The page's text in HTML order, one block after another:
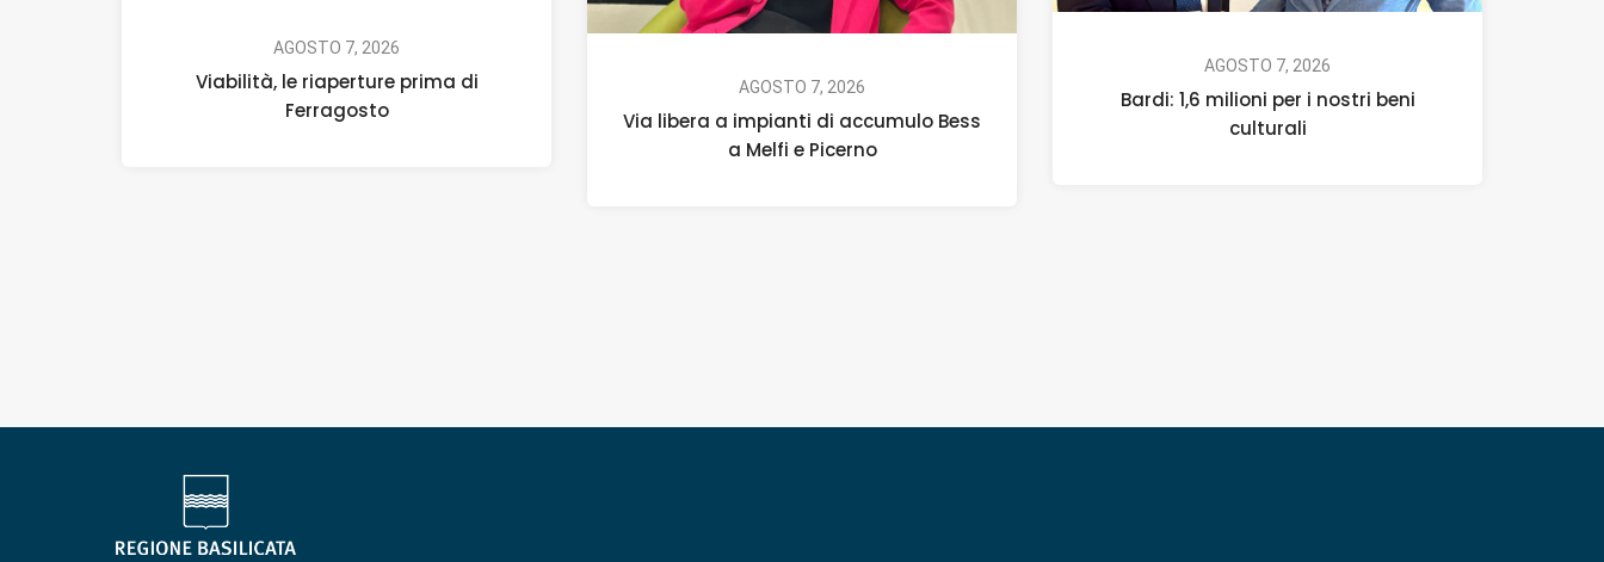
AGOSTO 7, 2026
Viabilità, le riaperture prima di
Ferragosto
AGOSTO 7, 2026
Via libera a impianti di accumulo Bess
a Melfi e Picerno
AGOSTO 7, 2026
Bardi: 1,6 milioni per i nostri beni
culturali